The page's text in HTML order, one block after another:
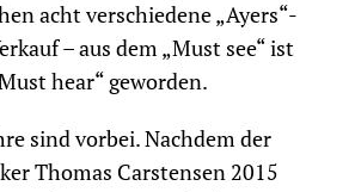
acht verschiedene „Ayers“-
– aus dem „Must see“ ist
hear“ geworden.
sind vorbei. Nachdem der
Thomas Carstensen 2015